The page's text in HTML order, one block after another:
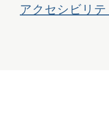
アクセシビリ